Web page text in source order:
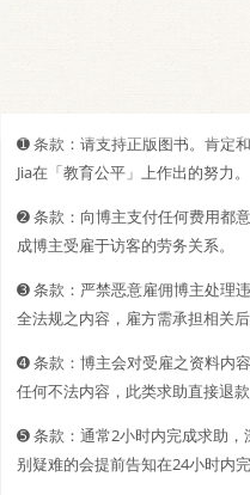
➊️ 条款：请支持正版图书。肯定
Jia在「教育公平」上作出的努力。
➋️️ 条款：向博主支付任何费用都
成博主受雇于访客的劳务关系。
➌ 条款：严禁恶意雇佣博主处理
全法规之内容，雇方需承担相关后
➍ 条款：博主会对受雇之资料内
任何不法内容，此类求助直接退款
➎ 条款：通常2小时内完成求助
别疑难的会提前告知在24小时内完